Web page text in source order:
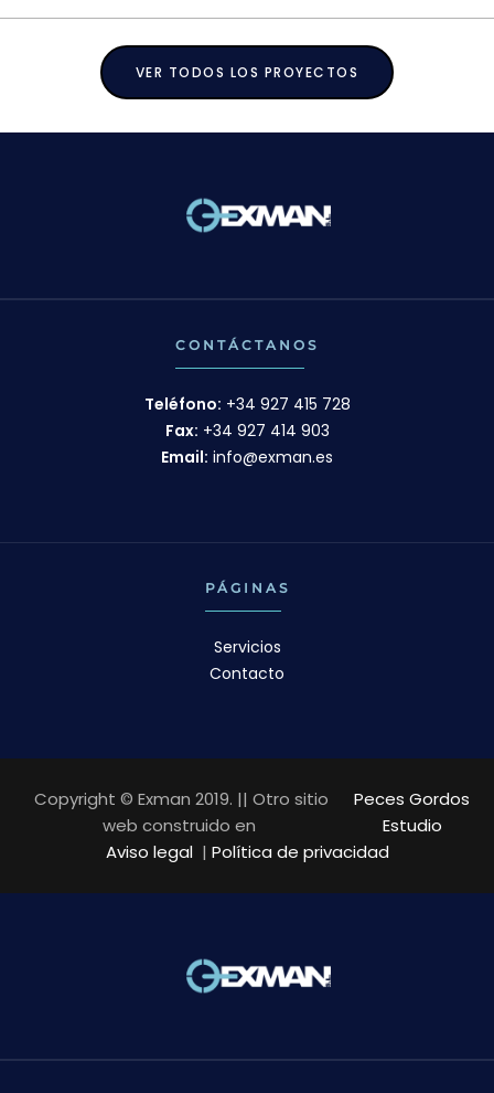
VER TODOS LOS PROYECTOS
CONTÁCTANOS
Teléfono: +34 927 415 728
Fax: +34 927 414 903
Email: info@exman.es
PÁGINAS
Servicios
Contacto
Copyright © Exman 2019. || Otro sitio
web construido en
Peces Gordos
Estudio
Aviso legal| Política de privacidad